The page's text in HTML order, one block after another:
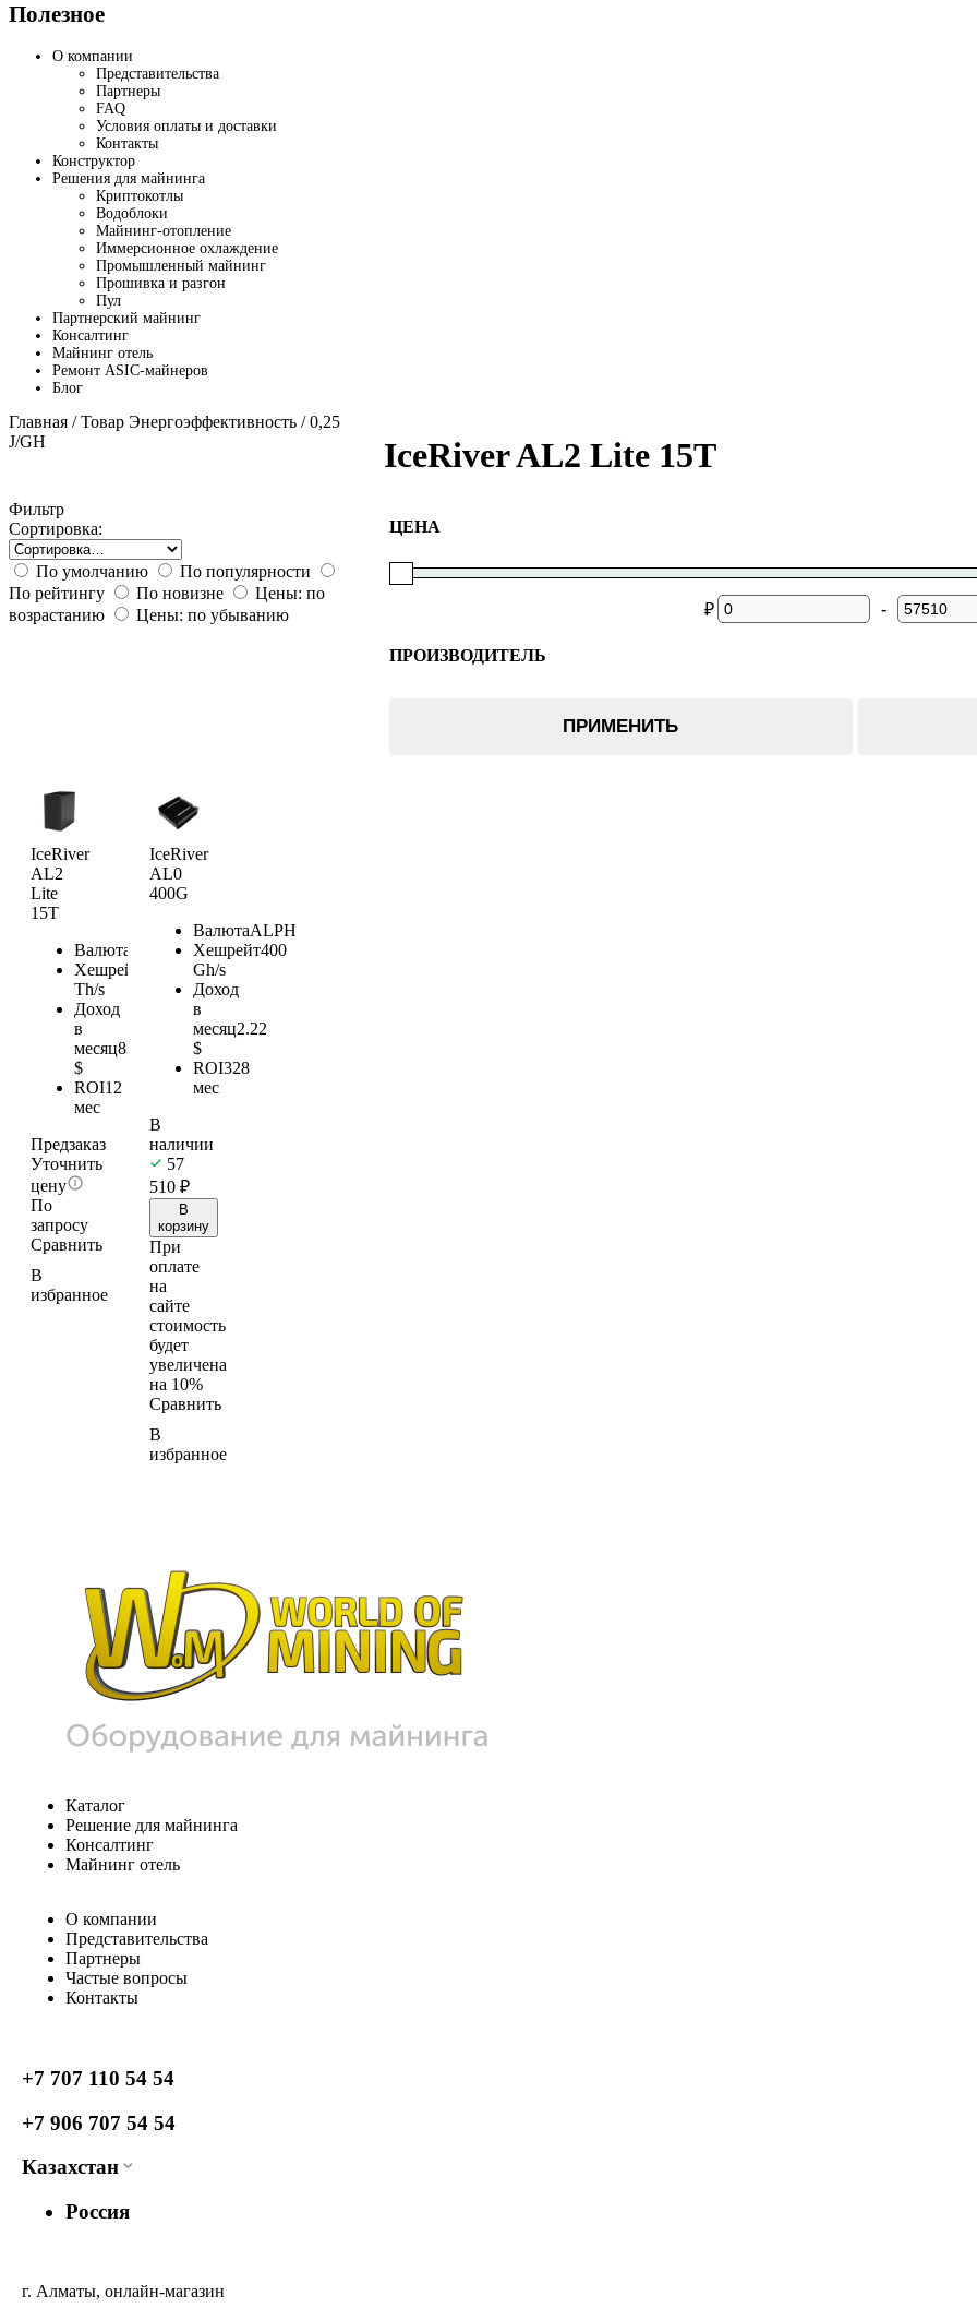
Полезное
О компании
Представительства
Партнеры
FAQ
Условия оплаты и доставки
Контакты
Конструктор
Решения для майнинга
Криптокотлы
Водоблоки
Майнинг-отопление
Иммерсионное охлаждение
Промышленный майнинг
Прошивка и разгон
Пул
Партнерский майнинг
Консалтинг
Майнинг отель
Ремонт ASIC-майнеров
Блог
Главная / Товар Энергоэффективность / 0,25
J/GH
IceRiver AL2 Lite 15T
Фильтр
Сортировка:
По умолчанию
По популярности
По рейтингу
По новизне
Цены: по
возрастанию
Цены: по убыванию
ЦЕНА
₽ -
ПРОИЗВОДИТЕЛЬ
ПРИМЕНИТЬ
IceRiver
AL2
Lite
15T
Валюта
ALPH
Хешрейт
Th/s
Доход
в
месяц83.25
$
ROI12
мес
Предзаказ
Уточнить
цену
По
запросу
Сравнить
В
избранное
IceRiver
AL0
400G
ВалютаALPH
Хешрейт400
Gh/s
Доход
в
месяц2.22
$
ROI328
мес
В
наличии
57
510₽
В
корзину
При
оплате
на
сайте
стоимость
будет
увеличена
на 10%
Сравнить
В
избранное
Каталог
Решение для майнинга
Консалтинг
Майнинг отель
О компании
Представительства
Партнеры
Частые вопросы
Контакты
+7 707 110 54 54
+7 906 707 54 54
Казахстан
Россия
г. Алматы, онлайн-магазин